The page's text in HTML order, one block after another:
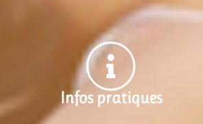
Infos pratiques